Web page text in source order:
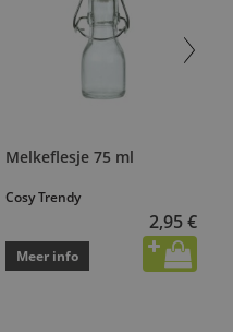
Melkeflesje 75 ml
Cosy Trendy
2,95 €
Meer info